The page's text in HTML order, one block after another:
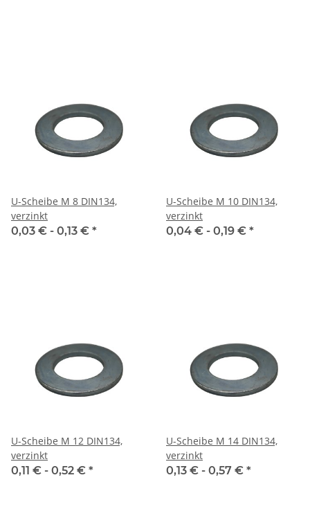
U-Scheibe M 8 DIN134,
verzinkt
0,03 € - 0,13 € *
U-Scheibe M 10 DIN134,
verzinkt
0,04 € - 0,19 € *
U-Scheibe M 12 DIN134,
verzinkt
0,11 € - 0,52 € *
U-Scheibe M 14 DIN134,
verzinkt
0,13 € - 0,57 € *